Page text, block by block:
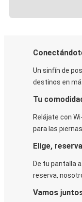
Un sinfín de
destinos en
Tu
Relájate con
para las
Elige,
De tu pantalla
reserva,
Vamos